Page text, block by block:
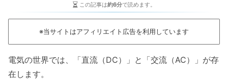
この記事は約6分で読めます。
※当サイトはアフィリエイト広告を利用しています
電気の世界では、「直流（DC）」と「交流（AC）」が存
在します。